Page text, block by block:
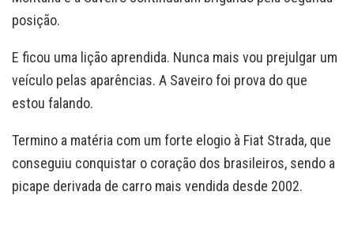
posição.
E ficou uma lição aprendida. Nunca mais vou prejulgar um
veículo pelas aparências. A Saveiro foi prova do que
estou falando.
Termino a matéria com um forte elogio à Fiat Strada, que
conseguiu conquistar o coração dos brasileiros, sendo a
picape derivada de carro mais vendida desde 2002.